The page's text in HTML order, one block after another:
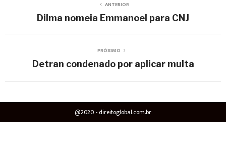
ANTERIOR
Dilma nomeia Emmanoel para CNJ
PRÓXIMO
Detran condenado por aplicar multa
@2020 - direitoglobal.com.br